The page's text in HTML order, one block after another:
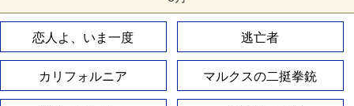
恋人よ、いま一度 逃亡者
カリフォルニア マルクスの二挺拳銃